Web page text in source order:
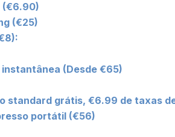
(€6.90)
(€25)
(Desde €65)
standard grátis, €6.99 de taxas
portátil (€56)